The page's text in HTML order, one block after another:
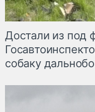
Достали из под
собаку